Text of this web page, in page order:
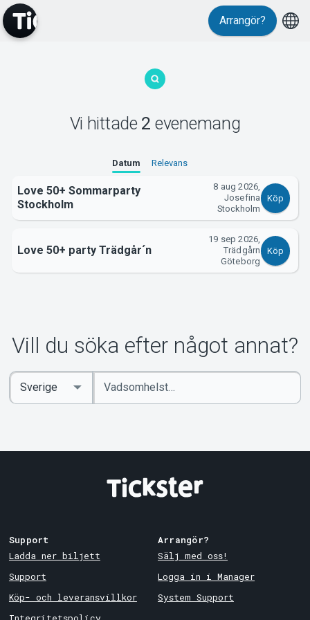
MyTickster
Support
Om Tickster
Arrangör?
Vi hittade 2 evenemang
Datum Relevans
Love 50+ Sommarparty
Stockholm
8 aug 2026,
Josefina
Stockholm
Köp
Love 50+ party Trädgår´n
19 sep 2026,
Trädgårn
Göteborg
Köp
Vill du söka efter något annat?
Ange
sökord
Select
Country
Support
Ladda ner biljett
Support
Köp- och leveransvillkor
Arrangör?
Sälj med oss!
Logga in i Manager
System Support